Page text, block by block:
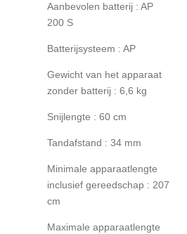
Aanbevolen batterij : AP
200 S
Batterijsysteem : AP
Gewicht van het apparaat
zonder batterij : 6,6 kg
Snijlengte : 60 cm
Tandafstand : 34 mm
Minimale apparaatlengte
inclusief gereedschap : 207
cm
Maximale apparaatlengte